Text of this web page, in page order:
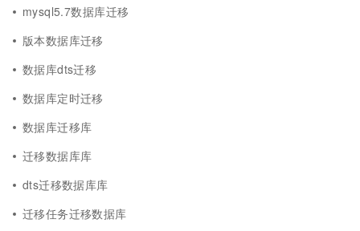
mysql5.7数据库迁移
版本数据库迁移
数据库dts迁移
数据库定时迁移
数据库迁移库
迁移数据库库
dts迁移数据库库
迁移任务迁移数据库